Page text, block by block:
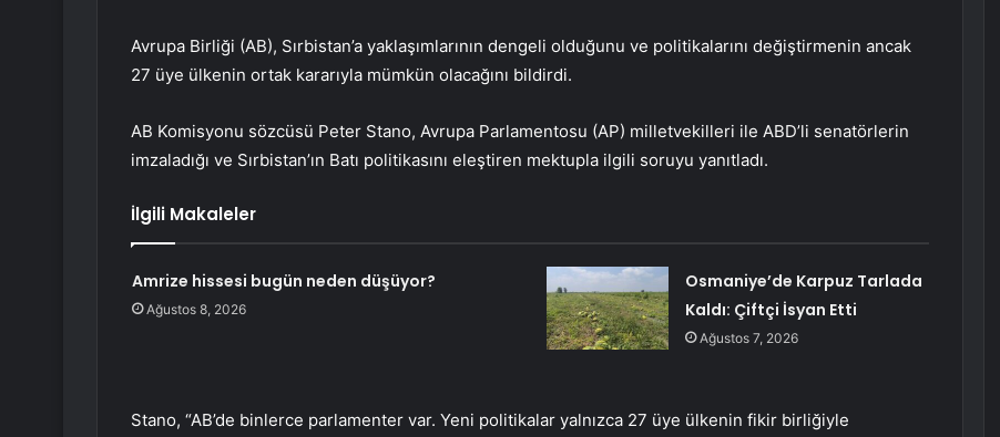
Avrupa Birliği (AB), Sırbistan’a yaklaşımlarının dengeli olduğunu ve politikalarını değiştirmenin ancak
27 üye ülkenin ortak kararıyla mümkün olacağını bildirdi.
AB Komisyonu sözcüsü Peter Stano, Avrupa Parlamentosu (AP) milletvekilleri ile ABD’li senatörlerin
imzaladığı ve Sırbistan’ın Batı politikasını eleştiren mektupla ilgili soruyu yanıtladı.
İlgili Makaleler
Amrize hissesi bugün neden düşüyor?
Ağustos 8, 2026
Osmaniye’de Karpuz Tarlada
Kaldı: Çiftçi İsyan Etti
Ağustos 7, 2026
Stano, “AB’de binlerce parlamenter var. Yeni politikalar yalnızca 27 üye ülkenin fikir birliğiyle